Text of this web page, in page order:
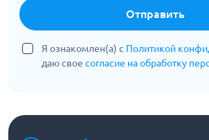
Отправить
Я ознакомлен(а) с Политикой
даю свое согласие на обработку